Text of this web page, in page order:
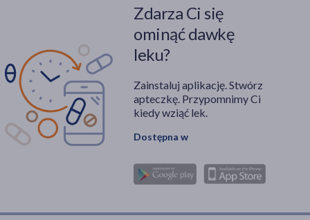
Zdarza Ci się
ominąć dawkę
leku?
Zainstaluj aplikację. Stwórz
apteczkę. Przypomnimy Ci
kiedy wziąć lek.
Dostępna w